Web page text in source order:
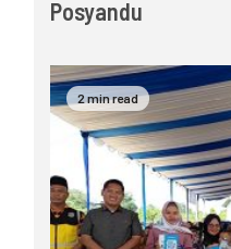
Posyandu
2 min read